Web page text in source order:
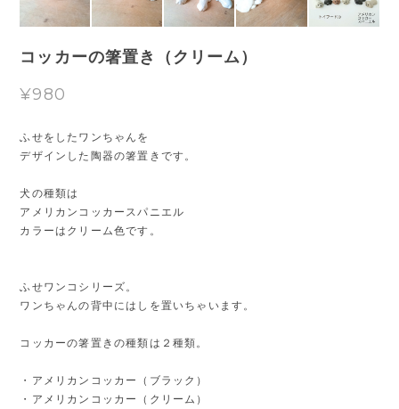
コッカーの箸置き（クリーム）
¥980
ふせをしたワンちゃんを
デザインした陶器の箸置きです。
犬の種類は
アメリカンコッカースパニエル
カラーはクリーム色です。
ふせワンコシリーズ。
ワンちゃんの背中にはしを置いちゃいます。
コッカーの箸置きの種類は２種類。
・アメリカンコッカー（ブラック）
・アメリカンコッカー（クリーム）